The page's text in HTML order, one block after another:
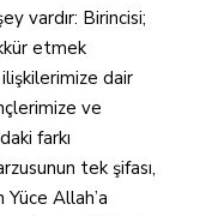
vardır: Birincisi;
etmek
dair
ve
farkı
tek şifası,
Allah’a